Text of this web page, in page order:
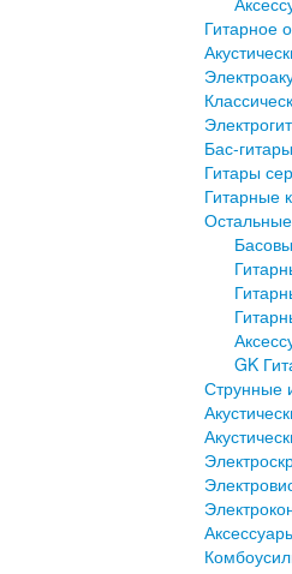
Гитарное
Бас-гитары
Гитары
Гитарные
GK
Струнные